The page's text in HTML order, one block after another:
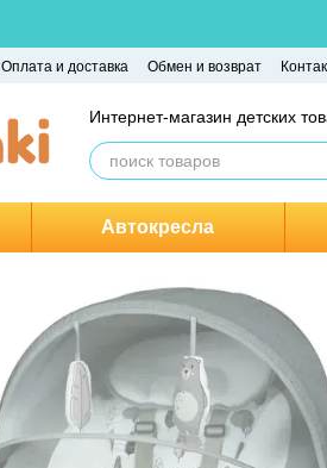
Оплата и доставка Обмен и возврат
Интернет-магазин детских
Автокресла